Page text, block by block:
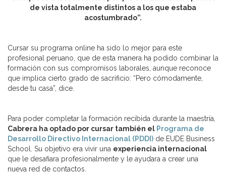
de vista totalmente distintos a los que estaba
acostumbrado”.
Cursar su programa online ha sido lo mejor para este
profesional peruano, que de esta manera ha podido combinar la
formación con sus compromisos laborales, aunque reconoce
que implica cierto grado de sacrificio: “Pero cómodamente,
desde tu casa”, dice.
Para poder completar la formación recibida durante la maestría,
Cabrera ha optado por cursar también el Programa de
Desarrollo Directivo Internacional (PDDI) de EUDE Business
School. Su objetivo era vivir una experiencia internacional
que le desafiara profesionalmente y le ayudara a crear una
nueva red de contactos.